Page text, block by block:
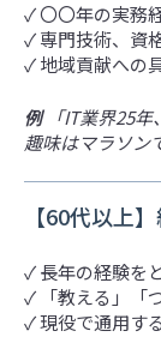
✓ 〇〇年の実務
✓ 専門技術、資
✓ 地域貢献への
例「IT業界25年
趣味はマラソン
【60代以上
✓ 長年の経験を
✓ 「教える」「
✓ 現役で通用す